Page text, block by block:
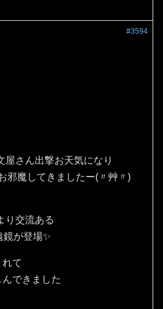
#3594
屋さん出撃お天気になり
邪魔してきましたー(〃艸〃)
り交流ある
が登場✨
て
できました